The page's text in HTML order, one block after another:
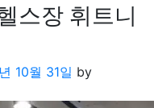
스장 휘트니
10월 31일 by